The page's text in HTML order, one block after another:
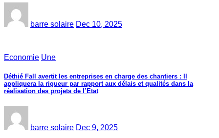
barre solaire Dec 10, 2025
Economie Une
Déthié Fall avertit les entreprises en charge des chantiers : Il
appliquera la rigueur par rapport aux délais et qualités dans la
réalisation des projets de l’Etat
barre solaire Dec 9, 2025